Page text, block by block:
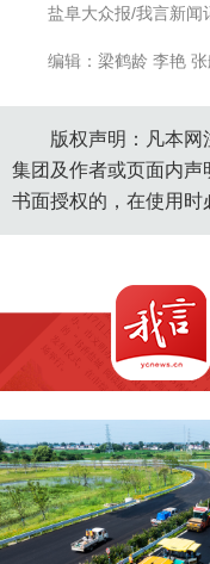
盐阜大众报/我言新闻
编辑：梁鹤龄 李艳 张
版权声明：凡本网
集团及作者或页面内
书面授权的，在使用时